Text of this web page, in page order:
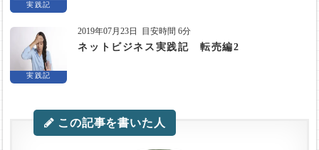
実践記
実践記
2019年07月23日 目安時間 6分
ネットビジネス実践記 転売編2
この記事を書いた人